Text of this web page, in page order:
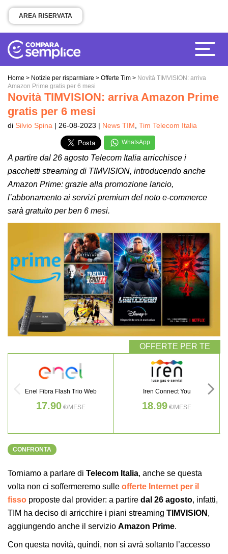
AREA RISERVATA
Home > Notizie per risparmiare > Offerte Tim > Novità TIMVISION: arriva
Amazon Prime gratis per 6 mesi
Novità TIMVISION: arriva Amazon Prime
gratis per 6 mesi
di Silvio Spina | 26-08-2023 | News TIM Tim Telecom Italia
WhatsApp
A partire dal 26 agosto Telecom Italia arricchisce i
pacchetti streaming di TIMVISION, introducendo anche
Amazon Prime: grazie alla promozione lancio,
l’abbonamento ai servizi premium del noto e-commerce
sarà gratuito per ben 6 mesi.
Enel Fibra Flash Trio Web
17.90 €/MESE
Iren Connect You
18.99 €/MESE
CONFRONTA
Torniamo a parlare di Telecom Italia, anche se questa
volta non ci soffermeremo sulle offerte Internet per il
fisso proposte dal provider: a partire dal 26 agosto, infatti,
TIM ha deciso di arricchire i piani streaming TIMVISION ,
aggiungendo anche il servizio Amazon Prime.
Con questa novità, quindi, non si avrà soltanto l’accesso